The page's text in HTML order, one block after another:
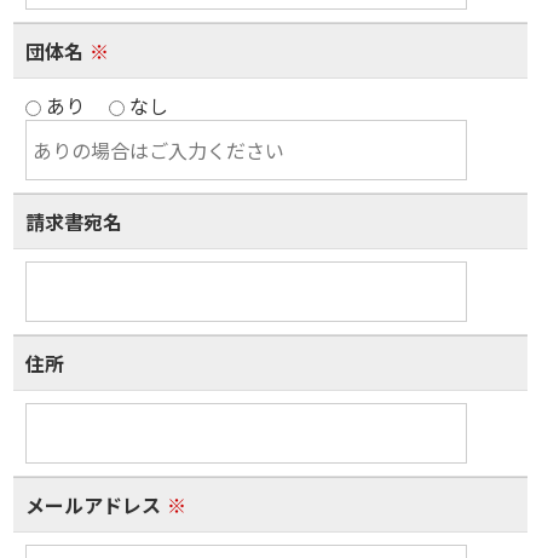
団体名 ※
あり
なし
請求書宛名
住所
メールアドレス ※